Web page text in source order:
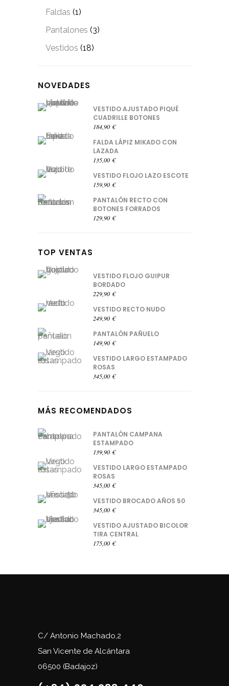
Faldas (1)
Pantalones (3)
Vestidos (18)
NOVEDADES
VESTIDO AJUSTADO PIQUÉ
CUADRILLE BOTONES
184,90 €
FALDA LÁPIZ MIKADO CON
LAZADA
135,00 €
VESTIDO FLOJO LAZO ESCOTE
159,90 €
PANTALÓN RECTO CON
BOTONES FORRADOS
129,90 €
TOP VENTAS
VESTIDO FLOJO GUIPUR
BORDADO
229,90 €
VESTIDO RECTO NUDO
249,90 €
PANTALÓN PAÑUELO
149,90 €
VESTIDO LARGO ESTAMPADO
ROSAS
345,00 €
MÁS RECOMENDADOS
PANTALÓN CAMPANA
ESTAMPADO
139,90 €
VESTIDO LARGO ESTAMPADO
ROSAS
345,00 €
VESTIDO BROCADO AÑOS 50
345,00 €
VESTIDO AJUSTADO BICOLOR
TIRA CENTRAL
175,00 €
C/ Antonio Machado,2
San Vicente de Alcántara
06500 (Badajoz)